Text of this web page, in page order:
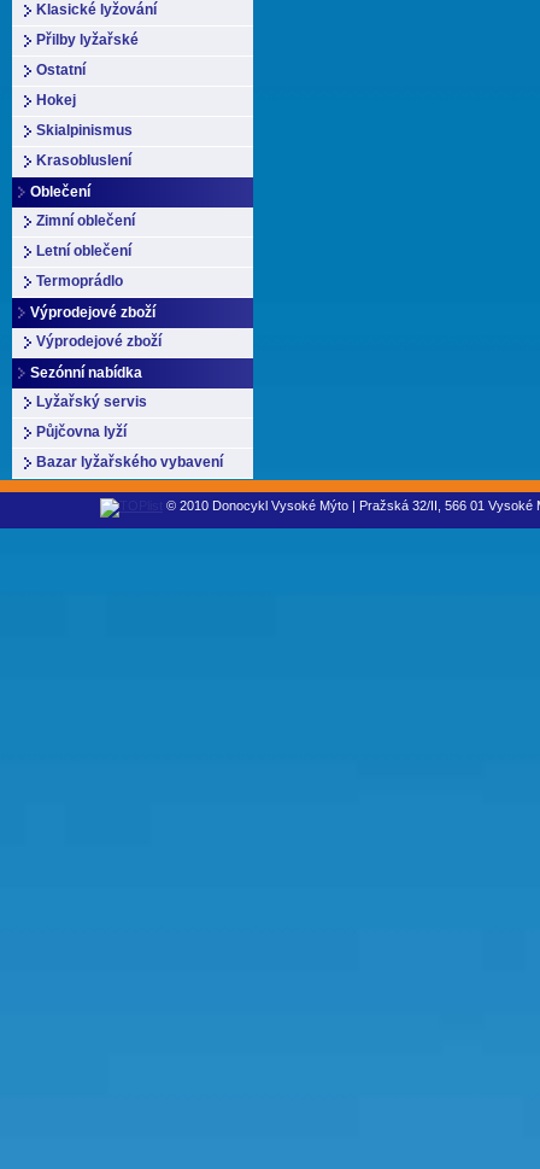
Klasické lyžování
Přilby lyžařské
Ostatní
Hokej
Skialpinismus
Krasobluslení
Oblečení
Zimní oblečení
Letní oblečení
Termoprádlo
Výprodejové zboží
Výprodejové zboží
Sezónní nabídka
Lyžařský servis
Půjčovna lyží
Bazar lyžařského vybavení
© 2010 Donocykl Vysoké Mýto | Pražská 32/II, 566 01 Vysoké